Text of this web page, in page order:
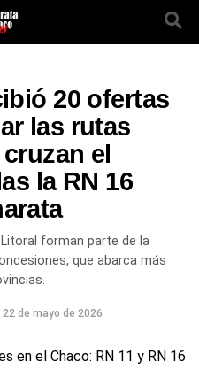
20 ofertas
las rutas
el
la RN 16
forman parte de la
que abarca más
22 de mayo de 2026